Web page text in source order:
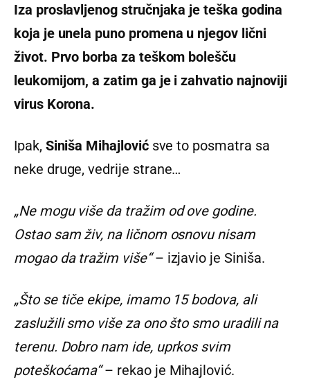
Iza proslavljenog stručnjaka je teška godina
koja je unela puno promena u njegov lični
život. Prvo borba za teškom bolešču
leukomijom, a zatim ga je i zahvatio najnoviji
virus Korona.
Ipak, Siniša Mihajlovićsve to posmatra sa
neke druge, vedrije strane…
„Ne mogu više da tražim od ove godine.
Ostao sam živ, na ličnom osnovu nisam
mogao da tražim više“– izjavio je Siniša.
„Što se tiče ekipe, imamo 15 bodova, ali
zaslužili smo više za ono što smo uradili na
terenu. Dobro nam ide, uprkos svim
poteškoćama“– rekao je Mihajlović.